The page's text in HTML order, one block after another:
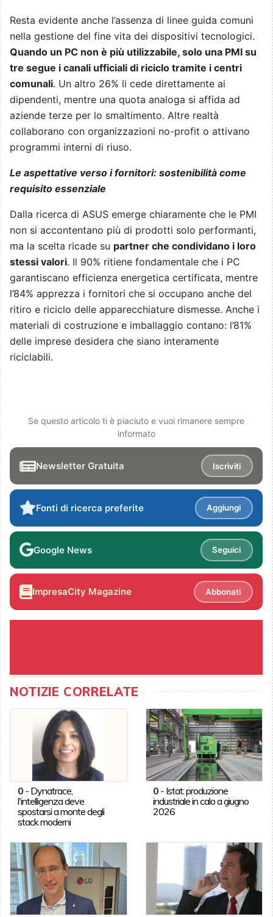
Resta evidente anche l’assenza di linee guida comuni
nella gestione del fine vita dei dispositivi tecnologici.
Quando un PC non è più utilizzabile, solo una PMI su
tre segue i canali ufficiali di riciclo tramite i centri
comunali. Un altro 26% li cede direttamente ai
dipendenti, mentre una quota analoga si affida ad
aziende terze per lo smaltimento. Altre realtà
collaborano con organizzazioni no-profit o attivano
programmi interni di riuso.
Le aspettative verso i fornitori: sostenibilità come
requisito essenziale
Dalla ricerca di ASUS emerge chiaramente che le PMI
non si accontentano più di prodotti solo performanti,
ma la scelta ricade su partner che condividano i loro
stessi valori. Il 90% ritiene fondamentale che i PC
garantiscano efficienza energetica certificata, mentre
l’84% apprezza i fornitori che si occupano anche del
ritiro e riciclo delle apparecchiature dismesse. Anche i
materiali di costruzione e imballaggio contano: l’81%
delle imprese desidera che siano interamente
riciclabili.
Se questo articolo ti è piaciuto e vuoi rimanere sempre
informato
Newsletter Gratuita Iscriviti
Fonti di ricerca preferite Aggiungi
Google News Seguici
ImpresaCity Magazine Abbonati
NOTIZIE CORRELATE
0- Dynatrace,
l'intelligenza deve
spostarsi a monte degli
stack moderni
0 - Istat: produzione
industriale in calo a giugno
2026